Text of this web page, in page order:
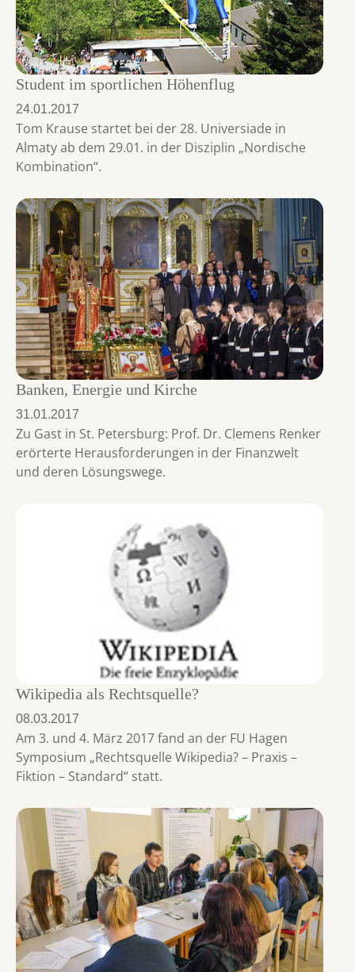
Student im sportlichen Höhenflug
24.01.2017
Tom Krause startet bei der 28. Universiade in
Almaty ab dem 29.01. in der Disziplin „Nordische
Kombination“.
Banken, Energie und Kirche
31.01.2017
Zu Gast in St. Petersburg: Prof. Dr. Clemens Renker
erörterte Herausforderungen in der Finanzwelt
und deren Lösungswege.
Wikipedia als Rechtsquelle?
08.03.2017
Am 3. und 4. März 2017 fand an der FU Hagen
Symposium „Rechtsquelle Wikipedia? – Praxis –
Fiktion – Standard“ statt.